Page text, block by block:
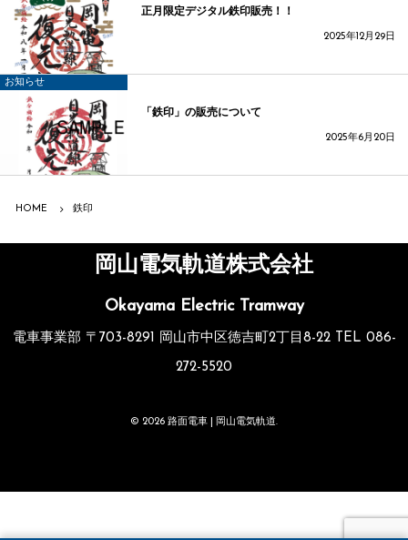
正月限定デジタル鉄印販売！！
2025年12月29日
お知らせ
「鉄印」の販売について
2025年6月20日
HOME 鉄印
岡山電気軌道株式会社
Okayama Electric Tramway
電車事業部 〒703-8291 岡山市中区徳吉町2丁目8-22 TEL 086-
272-5520
© 2026 路面電車 | 岡山電気軌道.